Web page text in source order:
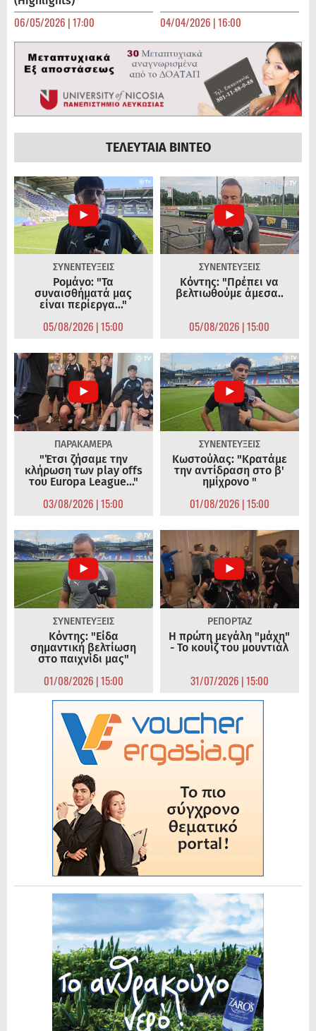
06/05/2026 | 17:00 04/04/2026 | 16:00
ΤΕΛΕΥΤΑΙΑ ΒΙΝΤΕΟ
ΣΥΝΕΝΤΕΥΞΕΙΣ
Ρομάνο: "Τα
συναισθήματά μας
είναι περίεργα..."
05/08/2026 | 15:00
ΣΥΝΕΝΤΕΥΞΕΙΣ
Κόντης: "Πρέπει να
βελτιωθούμε άμεσα..
05/08/2026 | 15:00
ΠΑΡΑΚΑΜΕΡΑ
"Έτσι ζήσαμε την
κλήρωση των play offs
του Europa League..."
03/08/2026 | 15:00
ΣΥΝΕΝΤΕΥΞΕΙΣ
Κωστούλας: "Κρατάμε
την αντίδραση στο β'
ημίχρονο "
01/08/2026 | 15:00
ΣΥΝΕΝΤΕΥΞΕΙΣ
Κόντης: "Είδα
σημαντική βελτίωση
στο παιχνίδι μας"
01/08/2026 | 15:00
ΡΕΠΟΡΤΑΖ
Η πρώτη μεγάλη "μάχη"
- Το κουίζ του μουντιάλ
31/07/2026 | 15:00